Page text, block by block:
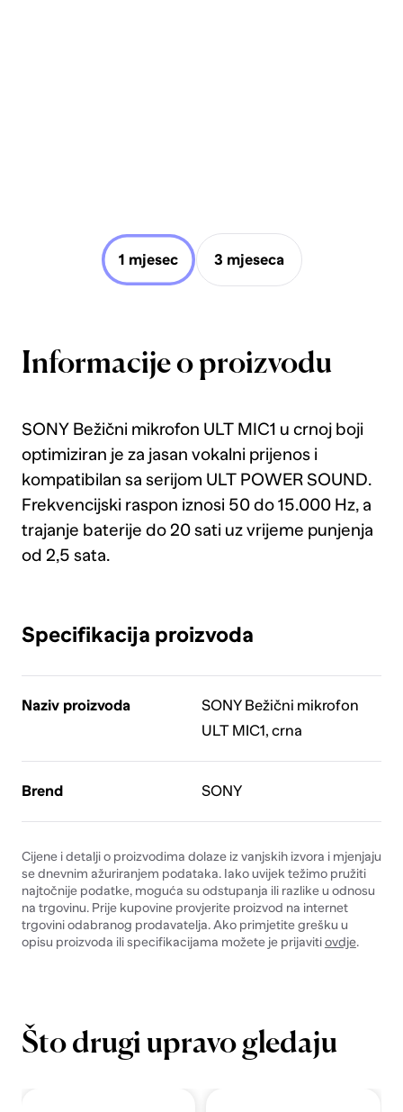
1 mjesec 3 mjeseca
Informacije o proizvodu
SONY Bežični mikrofon ULT MIC1 u crnoj boji
optimiziran je za jasan vokalni prijenos i
kompatibilan sa serijom ULT POWER SOUND.
Frekvencijski raspon iznosi 50 do 15.000 Hz, a
trajanje baterije do 20 sati uz vrijeme punjenja
od 2,5 sata.
Specifikacija proizvoda
Naziv proizvoda
SONY Bežični mikrofon
ULT MIC1, crna
Brend SONY
Cijene i detalji o proizvodima dolaze iz vanjskih izvora i mjenjaju
se dnevnim ažuriranjem podataka. Iako uvijek težimo pružiti
najtočnije podatke, moguća su odstupanja ili razlike u odnosu
na trgovinu. Prije kupovine provjerite proizvod na internet
trgovini odabranog prodavatelja. Ako primjetite grešku u
opisu proizvoda ili specifikacijama možete je prijavitiovdje.
Što drugi upravo gledaju